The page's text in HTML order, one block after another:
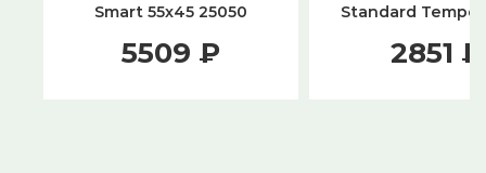
Smart 55x45 25050
5509 ₽
Standard Tempo
2851 ₽